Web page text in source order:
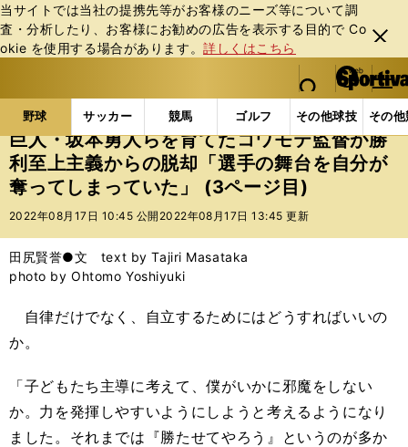
当サイトでは当社の提携先等がお客様のニーズ等について調
査・分析したり、お客様にお勧めの広告を表⽰する⽬的で Co
okie を使⽤する場合があります。詳しくはこちら
閉じ
る
web Sportiva (webスポルティーバ)
検索
マイペ
ー
ジ
メニュ
野球 サッカー 競馬 ゴルフ その他球技 その
b
ス
ポ
ル
テ
ー
バ
野球の記事一覧 高校野球他 巨人・坂本勇人らを育
巨人・坂本勇人らを育てたコワモテ監督が勝
利至上主義からの脱却「選手の舞台を自分が
奪ってしまっていた」 (3ページ目)
2022年08月17日 10:45 公開 2022年08月17日 13:45 更新
田尻賢誉●文 text by Tajiri Masataka
photo by Ohtomo Yoshiyuki
自律だけでなく、自立するためにはどうすればいいの
か。
「子どもたち主導に考えて、僕がいかに邪魔をしない
か。力を発揮しやすいようにしようと考えるようになり
ました。それまでは『勝たせてやろう』というのが多か